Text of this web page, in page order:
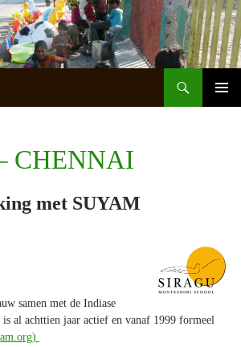
CHENNAI
met SUYAM
samen met de Indiase
al achttien jaar actief en vanaf 1999 formeel